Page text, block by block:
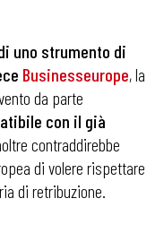
uno strumento di
Businesseurope, la
da parte
con il già
contraddirebbe
di volere rispettare
di retribuzione.